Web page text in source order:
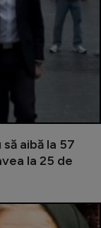
aibă la 57
la 25 de